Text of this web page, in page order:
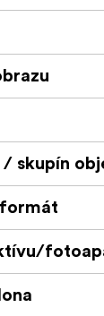
/ skupín